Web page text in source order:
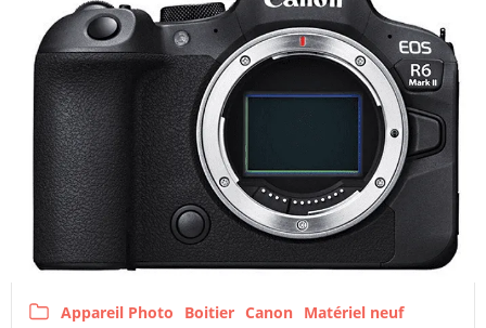
Appareil Photo Boitier Canon Matériel neuf